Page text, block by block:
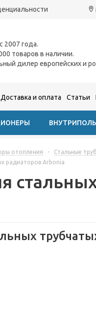
2007 года.
товаров в наличии.
дилер европейских и
Доставка и оплата Статьи
отопления - Стальные
радиаторов Arbonia